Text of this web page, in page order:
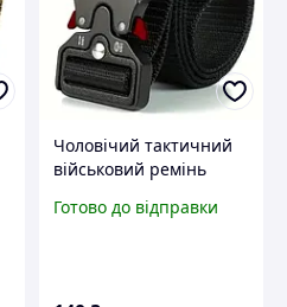
Чоловічий тактичний
військовий ремінь
тактичні ремені для
Готово до відправки